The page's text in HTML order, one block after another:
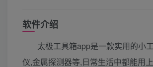
软件介绍
太极工具箱app是一款实用的小
仪,金属探测器等,日常生活中都能用